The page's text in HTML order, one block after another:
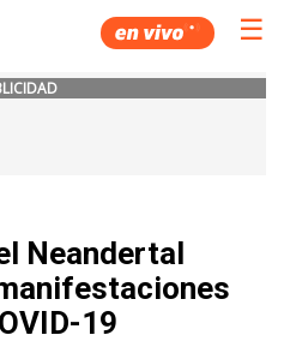
☰
Neandertal
19